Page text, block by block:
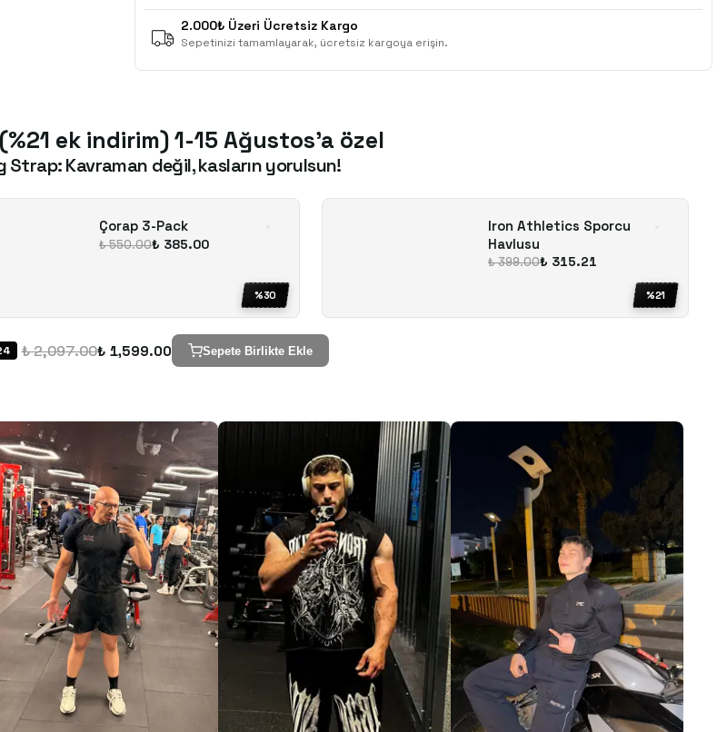
2.000₺ Üzeri Ücretsiz Kargo
Sepetinizi tamamlayarak, ücretsiz kargoya erişin.
ek indirim) 1-15 Ağustos'a özel
Kavraman değil, kasların yorulsun!
Çorap 3-Pack
₺ 550.00₺ 385.00
%30
Iron Athletics Sporcu
Havlusu
₺ 399.00₺ 315.21
%21
₺ 2,097.00₺ 1,599.00 Sepete Birlikte Ekle